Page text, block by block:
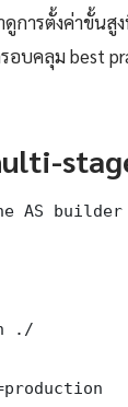
ดูการตั้งค่าขั้นสู
อบคลุม best
AS builder
./